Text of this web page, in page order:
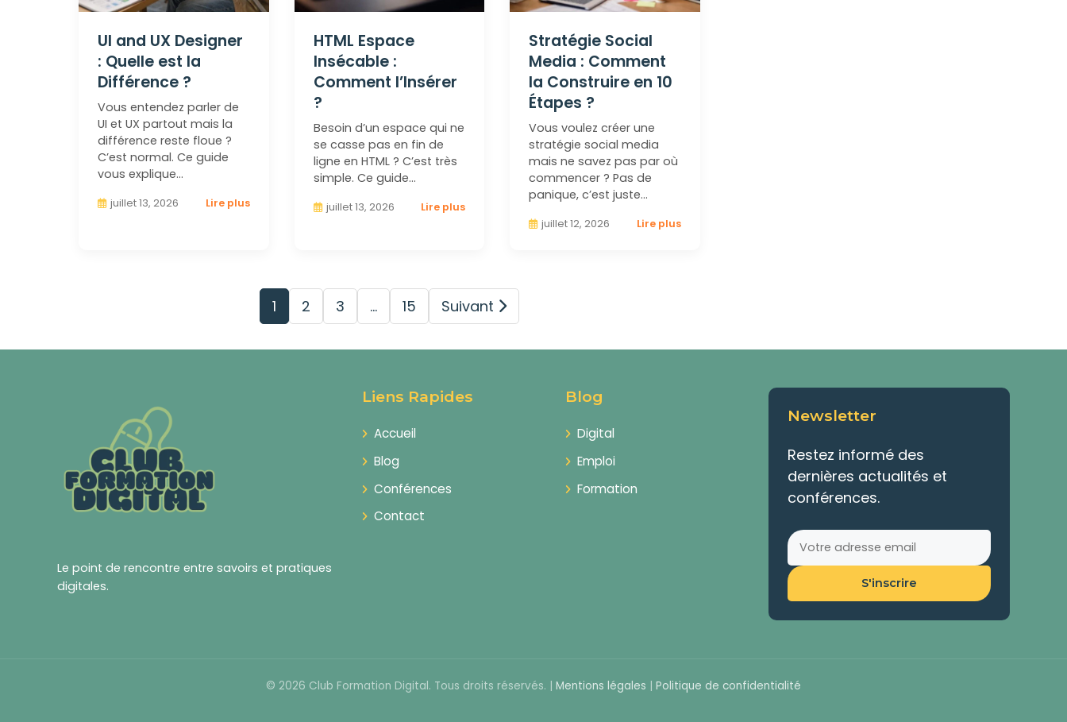
UI and UX Designer
: Quelle est la
Différence ?
Vous entendez parler de
UI et UX partout mais la
différence reste floue ?
C’est normal. Ce guide
vous explique…
juillet 13, 2026 Lire plus
HTML Espace
Insécable :
Comment l’Insérer
?
Besoin d’un espace qui ne
se casse pas en fin de
ligne en HTML ? C’est très
simple. Ce guide…
juillet 13, 2026 Lire plus
Stratégie Social
Media : Comment
la Construire en 10
Étapes ?
Vous voulez créer une
stratégie social media
mais ne savez pas par où
commencer ? Pas de
panique, c’est juste…
juillet 12, 2026 Lire plus
1 2 3 … 15 Suivant
Le point de rencontre entre savoirs et pratiques
digitales.
Liens Rapides
Accueil
Blog
Conférences
Contact
Blog
Digital
Emploi
Formation
Newsletter
Restez informé des
dernières actualités et
conférences.
S'inscrire
© 2026 Club Formation Digital. Tous droits réservés. | Mentions légales | Politique de confidentialité